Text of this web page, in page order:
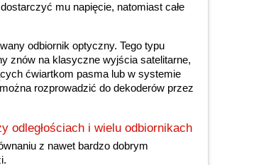
mu napięcie, natomiast całe
odbiornik optyczny. Tego typu
znów na klasyczne wyjścia satelitarne,
ćwiartkom pasma lub w systemie
rozprowadzić do dekoderów przez
odległościach i wielu odbiornikach
z nawet bardzo dobrym